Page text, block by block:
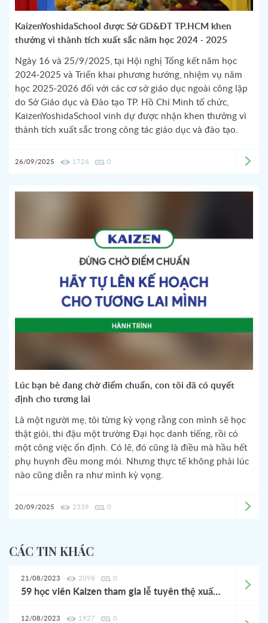
KaizenYoshidaSchool được Sở GD&ĐT TP.HCM khen
thưởng vì thành tích xuất sắc năm học 2024 - 2025
Ngày 16 và 25/9/2025, tại Hội nghị Tổng kết năm học
2024-2025 và Triển khai phương hướng, nhiệm vụ năm
học 2025-2026 đối với các cơ sở giáo dục ngoài công lập
do Sở Giáo dục và Đào tạo TP. Hồ Chí Minh tổ chức,
KaizenYoshidaSchool vinh dự được nhận khen thưởng vì
thành tích xuất sắc trong công tác giáo dục và đào tạo.
26/09/2025 1726 0
Lúc bạn bè đang chờ điểm chuẩn, con tôi đã có quyết
định cho tương lai
Là một người mẹ, tôi từng kỳ vọng rằng con mình sẽ học
thật giỏi, thi đậu một trường Đại học danh tiếng, rồi có
một công việc ổn định. Có lẽ, đó cũng là điều mà hầu hết
phụ huynh đều mong mỏi. Nhưng thực tế không phải lúc
nào cũng diễn ra như mình kỳ vọng.
20/09/2025 2339 0
CÁC TIN KHÁC
21/08/2023 2098 0
59 học viên Kaizen tham gia lễ tuyên thệ xuất cảnh sang Nhật Bản - ngày 19/8/2023
12/08/2023 1927 0